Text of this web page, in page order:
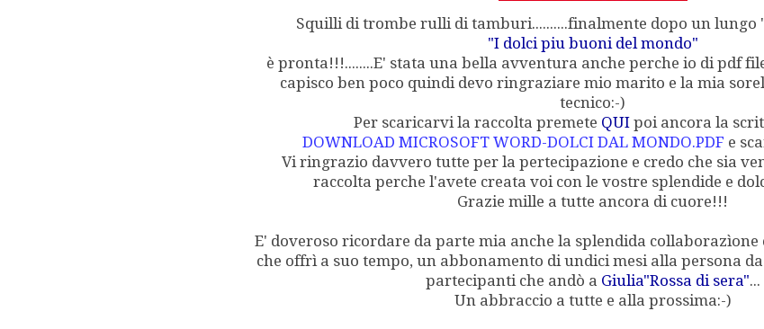
Squilli di trombe rulli di tamburi..........finalmente dopo un lungo
"I dolci piu buoni del mondo"
è pronta!!!........E' stata una bella avventura anche perche io di pdf
capisco ben poco quindi devo ringraziare mio marito e la mia
tecnico:-)
Per scaricarvi la raccolta premete QUI poi ancora la
DOWNLOAD MICROSOFT WORD-DOLCI DAL MONDO.PDF e
Vi ringrazio davvero tutte per la pertecipazione e credo che sia
raccolta perche l'avete creata voi con le vostre splendide e
Grazie mille a tutte ancora di cuore!!!
E' doveroso ricordare da parte mia anche la splendida collaborazìone
che offrì a suo tempo, un abbonamento di undici mesi alla persona
partecipanti che andò a Giulia"Rossa di sera"...
Un abbraccio a tutte e alla prossima:-)